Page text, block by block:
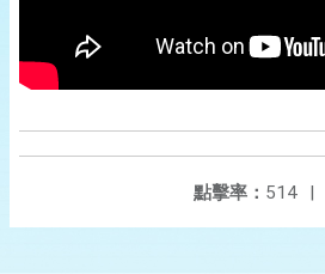
點擊率： 514 |